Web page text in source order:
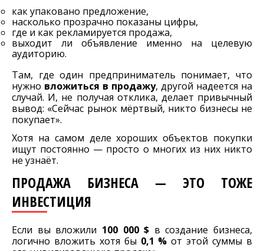
как упаковано предложение,
насколько прозрачно показаны цифры,
где и как рекламируется продажа,
выходит ли объявление именно на целевую
аудиторию.
Там, где один предприниматель понимает, что
нужно вложиться в продажу, другой надеется на
случай. И, не получая отклика, делает привычный
вывод: «Сейчас рынок мёртвый, никто бизнесы не
покупает».
Хотя на самом деле хороших объектов покупки
ищут постоянно — просто о многих из них никто
не узнаёт.
ПРОДАЖА БИЗНЕСА — ЭТО ТОЖЕ
ИНВЕСТИЦИЯ
Если вы вложили 100 000 $ в создание бизнеса,
логично вложить хотя бы 0,1 % от этой суммы в